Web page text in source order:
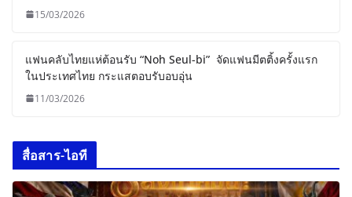
15/03/2026
แฟนคลับไทยแห่ต้อนรับ “Noh Seul-bi” จัดแฟนมีตติ้งครั้งแรก
ในประเทศไทย กระแสตอบรับอบอุ่น
11/03/2026
สื่อสาร-ไอที